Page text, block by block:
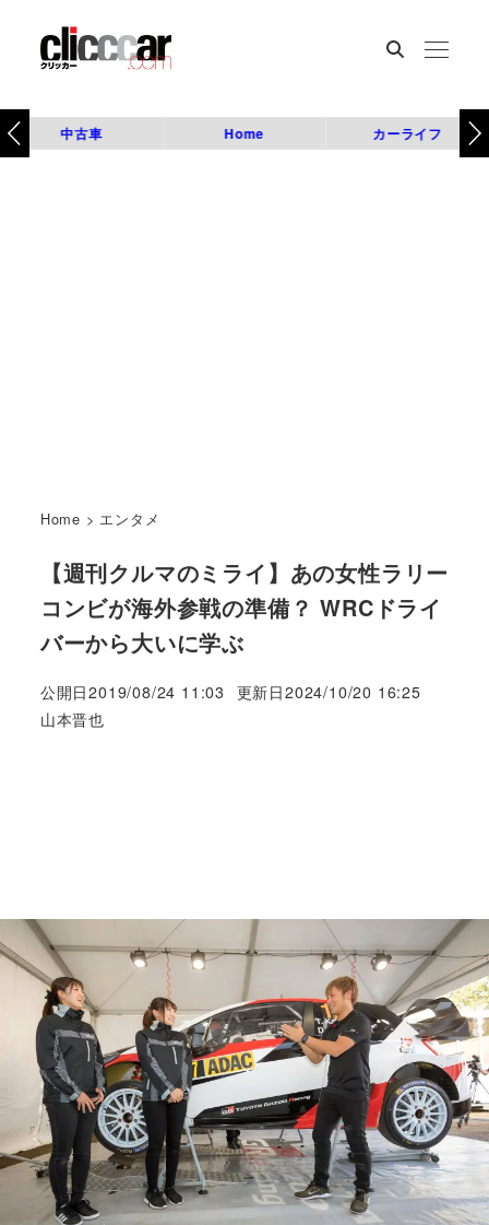
中古車 Home カーライフ
Home > エンタメ
【週刊クルマのミライ】あの女性ラリー
コンビが海外参戦の準備？ WRCドライ
バーから大いに学ぶ
公開日2019/08/24 11:03 更新日2024/10/20 16:25
著
山本晋也